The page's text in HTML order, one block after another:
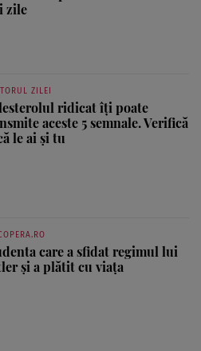
zile
ZILEI
ridicat îți poate
aceste 5 semnale. Verifică
le ai și tu
care a sfidat regimul lui
și a plătit cu viața